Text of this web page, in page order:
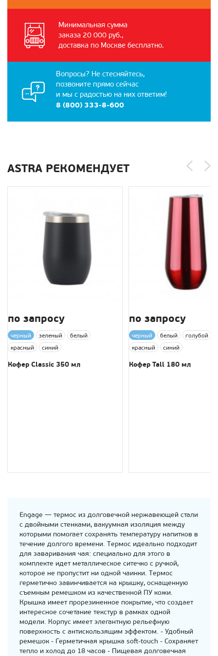
Минимальная сумма
заказа 20 000 руб.,
доставка по Москве бесплатно.
Вопросы? Не стесняйтесь,
позвоните прямо сейчас
и мы с радостью на них ответим!
8 (800) 333-8-600
ASTRA РЕКОМЕНДУЕТ
по запросу
черный зеленый
белый
красный
синий
Кофер Classic 350 мл
по запросу
черный белый
голубой
красный
синий
Кофер Tall 180 мл
Engage — термос из долговечной нержавеющей стали
с двойными стенками, вакуумная изоляция между
которыми помогает сохранять температуру напитков в
течение долгого времени. Термос идеально подходит
для заваривания чая: специально для этого в
комплекте идет металлическое ситечко с ручкой,
которое не пропустит ни одной чаинки. Термос
герметично завинчивается на крышку, оснащенную
съемным ремешком из качественной ПУ кожи.
Крышка имеет прорезиненное покрытие, что создает
интересное сочетание текстур в рамках одной
модели. Корпус имеет элегантную рельефную
поверхность с антискользящим эффектом. - Удобный
ремешок - Герметичная крышка soft-touch - Сохраняет
тепло и холод до 18 часов - Пищевая долговечная